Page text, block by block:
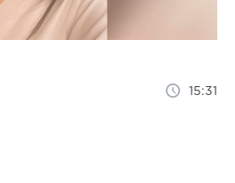
15:31